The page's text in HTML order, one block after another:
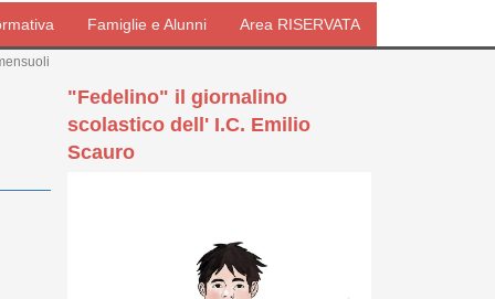
Famiglie e Alunni Area RISERVATA
"Fedelino" il giornalino
scolastico dell' I.C. Emilio
Scauro